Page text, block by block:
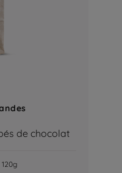
de chocolat